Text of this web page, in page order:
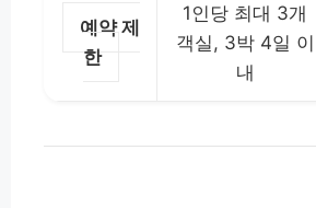
예약 제
한
1인당 최대 3개
객실, 3박 4일 이
내